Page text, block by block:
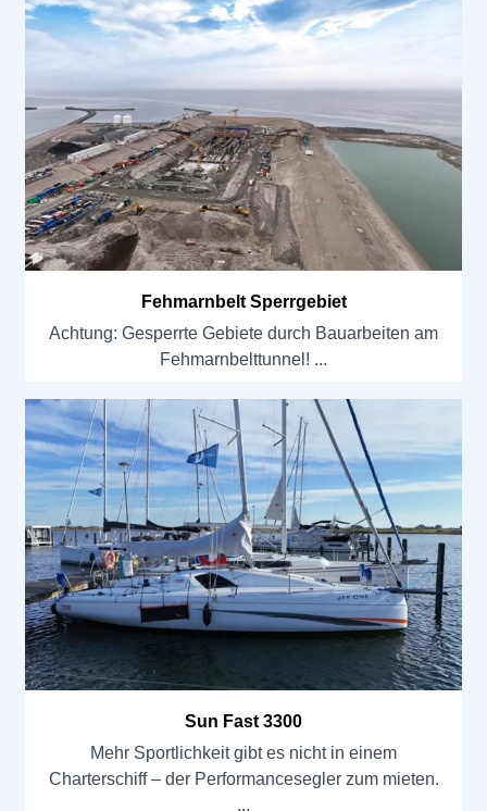
Fehmarnbelt Sperrgebiet
Achtung: Gesperrte Gebiete durch Bauarbeiten am
Fehmarnbelttunnel!
Sun Fast 3300
Mehr Sportlichkeit gibt es nicht in einem
Charterschiff – der Performancesegler zum mieten.